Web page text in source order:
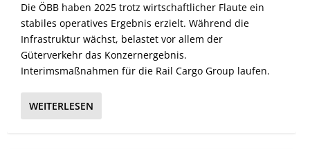
Die ÖBB haben 2025 trotz wirtschaftlicher Flaute ein
stabiles operatives Ergebnis erzielt. Während die
Infrastruktur wächst, belastet vor allem der
Güterverkehr das Konzernergebnis.
Interimsmaßnahmen für die Rail Cargo Group laufen.
WEITERLESEN